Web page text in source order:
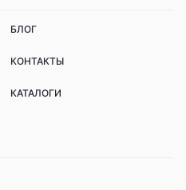
БЛОГ
КОНТАКТЫ
КАТАЛОГИ